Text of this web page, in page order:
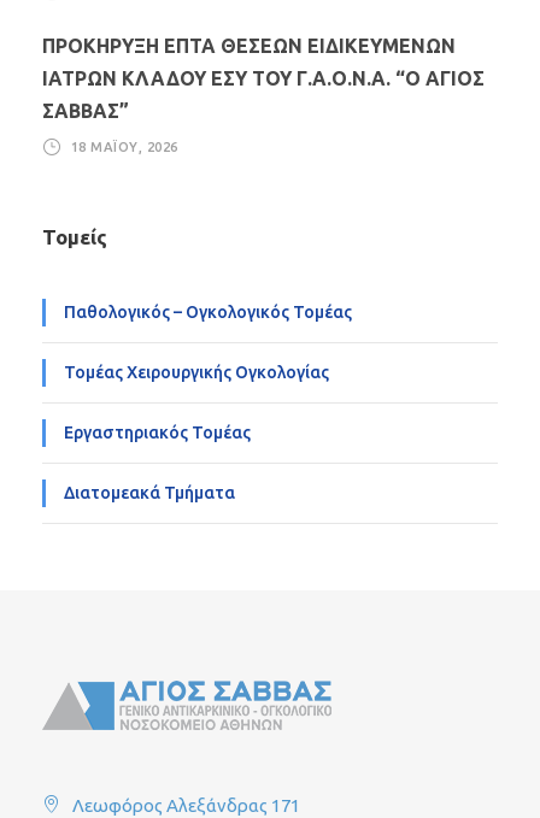
ΠΡΟΚΗΡΥΞΗ ΕΠΤΑ ΘΕΣΕΩΝ ΕΙΔΙΚΕΥΜΕΝΩΝ
ΙΑΤΡΩΝ ΚΛΑΔΟΥ ΕΣΥ ΤΟΥ Γ.Α.Ο.Ν.Α. “Ο ΑΓΙΟΣ
ΣΑΒΒΑΣ”
18 ΜΑΪ́ΟΥ, 2026
Τομείς
Παθολογικός – Ογκολογικός Τομέας
Τομέας Χειρουργικής Ογκολογίας
Εργαστηριακός Τομέας
Διατομεακά Τμήματα
Λεωφόρος Αλεξάνδρας 171